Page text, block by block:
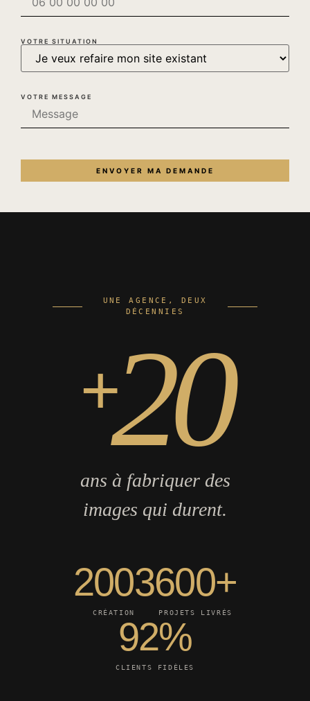
VOTRE SITUATION
VOTRE MESSAGE
UNE AGENCE, DEUX
DÉCENNIES
+20
ans à fabriquer des
images qui durent.
2003
CRÉATION
600+
PROJETS LIVRÉS
92%
CLIENTS FIDÈLES